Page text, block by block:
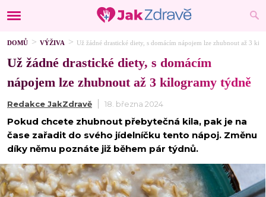
DOMŮ VÝŽIVA Už žádné drastické diety, s domácím nápojem lze zhubnout až 3
Už žádné drastické diety, s domácím
nápojem lze zhubnout až 3 kilogramy týdně
Redakce JakZdravě 18. března 2024
Pokud chcete zhubnout přebytečná kila, pak je na
čase zařadit do svého jídelníčku tento nápoj. Změnu
díky němu poznáte již během pár týdnů.